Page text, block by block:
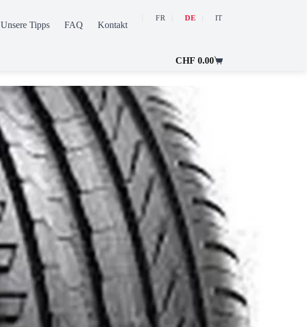
Unsere Tipps FAQ Kontakt
FR DE IT
Warenkorb
CHF 0.00